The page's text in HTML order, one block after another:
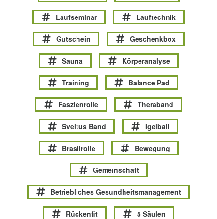
Laufseminar Lauftechnik
Gutschein Geschenkbox
Sauna Körperanalyse
Training Balance Pad
Faszienrolle Theraband
Sveltus Band Igelball
Brasilrolle Bewegung
Gemeinschaft
Betriebliches Gesundheitsmanagement
Rückenfit 5 Säulen